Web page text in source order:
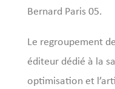
Bernard Paris 05.
Le regroupement
éditeur dédié à la
optimisation et